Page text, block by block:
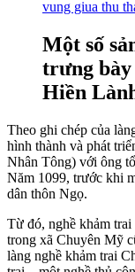
Một số
trưng
Hiền
Theo ghi chép của
hình thành và phát
Nhân Tông) với ông
Năm 1099, trước khi
dân thôn Ngọ.
Từ đó, nghề khảm
trong xã Chuyên Mỹ
làng nghề khảm trai